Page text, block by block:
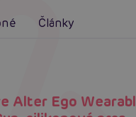
Články
Alter Ego